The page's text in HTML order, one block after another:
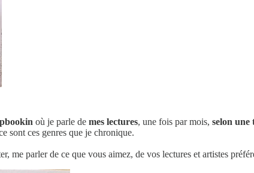
où je parle de mes lectures, une fois par mois, selon une
sont ces genres que je chronique.
me parler de ce que vous aimez, de vos lectures et artistes